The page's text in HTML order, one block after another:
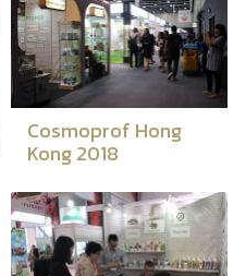
Cosmoprof Hong
Kong 2018